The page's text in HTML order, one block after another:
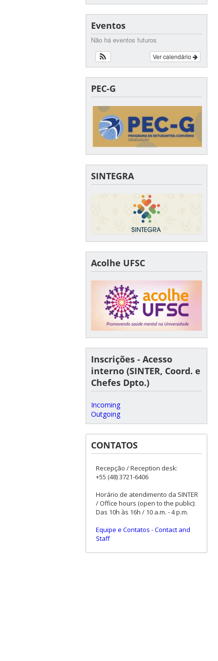
Eventos
Não há eventos futuros
Ver calendário
PEC-G
SINTEGRA
Acolhe UFSC
Inscrições - Acesso
interno (SINTER, Coord. e
Chefes Dpto.)
Incoming
Outgoing
CONTATOS
Recepção / Reception desk:
+55 (48) 3721-6406
Horário de atendimento da SINTER
/ Office hours (open to the public):
Das 10h às 16h / 10 a.m. - 4 p.m.
Equipe e Contatos -Contact and
Staff